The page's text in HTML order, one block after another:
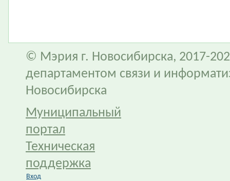
© Мэрия г. Новосибирска, 2017-
департаментом связи и
Новосибирска
Муниципальный
портал
Техническая
поддержка
Вход